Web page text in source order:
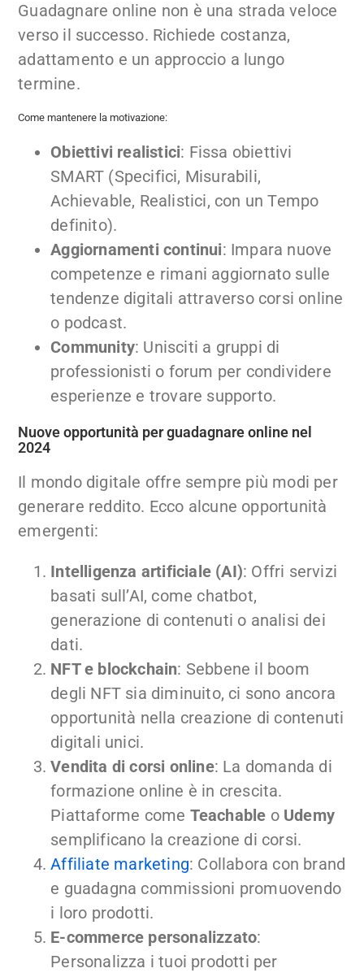
Guadagnare online non è una strada veloce
verso il successo. Richiede costanza,
adattamento e un approccio a lungo
termine.
Come mantenere la motivazione:
Obiettivi realistici: Fissa obiettivi
SMART (Specifici, Misurabili,
Achievable, Realistici, con un Tempo
definito).
Aggiornamenti continui: Impara nuove
competenze e rimani aggiornato sulle
tendenze digitali attraverso corsi online
o podcast.
Community: Unisciti a gruppi di
professionisti o forum per condividere
esperienze e trovare supporto.
Nuove opportunità per guadagnare online nel
2024
Il mondo digitale offre sempre più modi per
generare reddito. Ecco alcune opportunità
emergenti:
Intelligenza artificiale (AI): Offri servizi
basati sull’AI, come chatbot,
generazione di contenuti o analisi dei
dati.
NFT e blockchain: Sebbene il boom
degli NFT sia diminuito, ci sono ancora
opportunità nella creazione di contenuti
digitali unici.
Vendita di corsi online: La domanda di
formazione online è in crescita.
Piattaforme come Teachable o Udemy
semplificano la creazione di corsi.
Affiliate marketing: Collabora con brand
e guadagna commissioni promuovendo
i loro prodotti.
E-commerce personalizzato:
Personalizza i tuoi prodotti per